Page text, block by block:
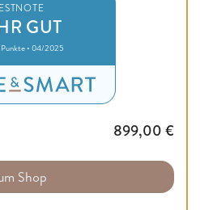
GUT
• 04/2025
899,00 €
Shop